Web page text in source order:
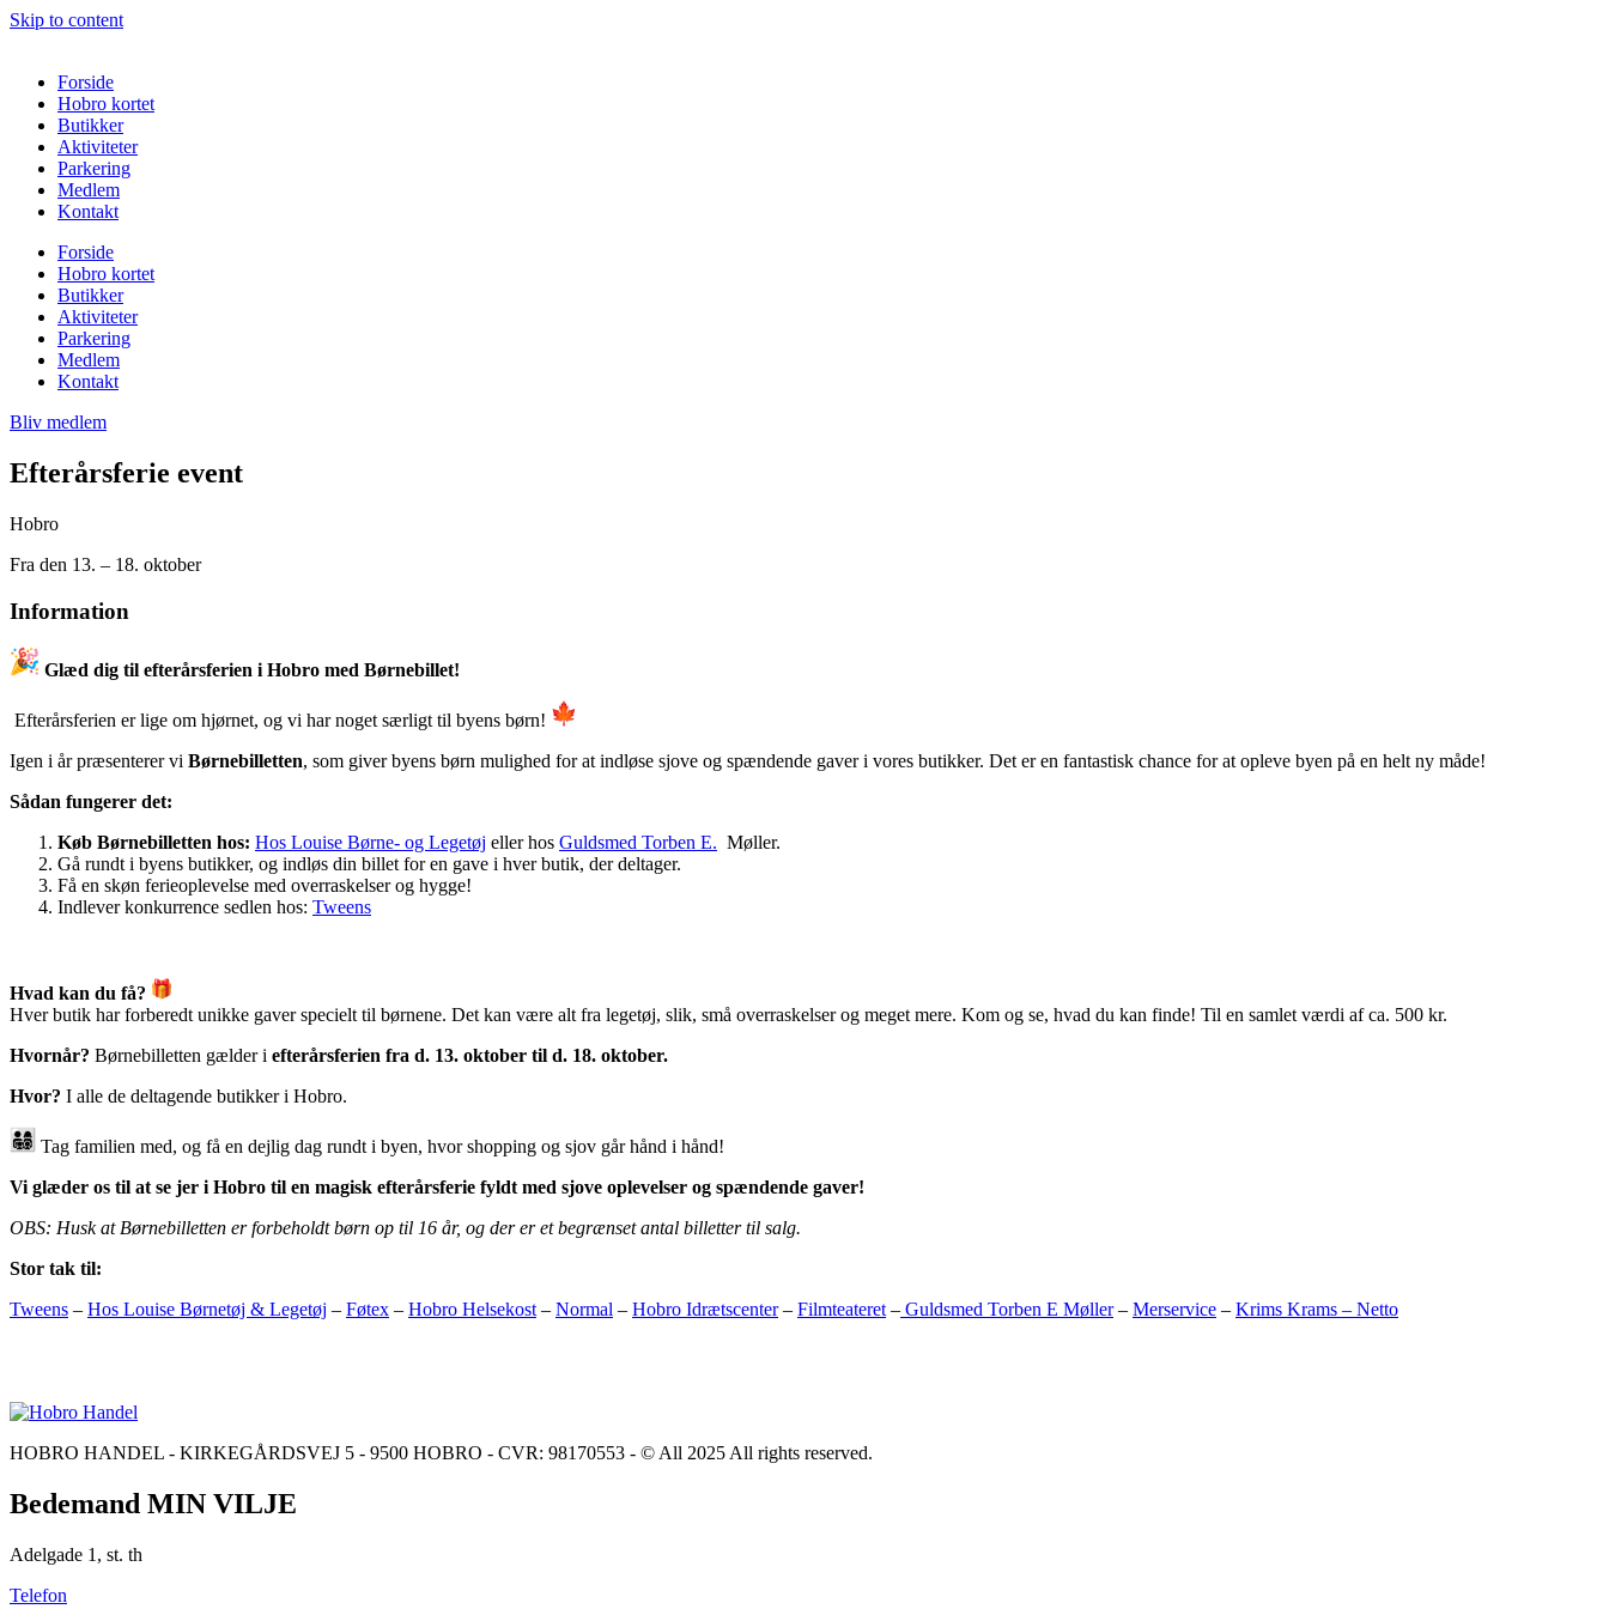
Skip to content
Forside
Hobro kortet
Butikker
Aktiviteter
Parkering
Medlem
Kontakt
Forside
Hobro kortet
Butikker
Aktiviteter
Parkering
Medlem
Kontakt
Bliv medlem
Efterårsferie event
Hobro
Fra den 13. – 18. oktober
Information
Glæd dig til efterårsferien i Hobro med Børnebillet!
Efterårsferien er lige om hjørnet, og vi har noget særligt til byens børn!
Igen i år præsenterer vi Børnebilletten, som giver byens børn mulighed for at indløse sjove og spændende gaver i vores butikker. Det er en fantastisk chance for at opleve byen på en helt ny måde!
Sådan fungerer det:
Køb Børnebilletten hos: Hos Louise Børne- og Legetøj eller hos Guldsmed Torben E. Møller.
Gå rundt i byens butikker, og indløs din billet for en gave i hver butik, der deltager.
Få en skøn ferieoplevelse med overraskelser og hygge!
Indlever konkurrence sedlen hos: Tweens
Hvad kan du få?
Hver butik har forberedt unikke gaver specielt til børnene. Det kan være alt fra legetøj, slik, små overraskelser og meget mere. Kom og se, hvad du kan finde! Til en samlet værdi af ca. 500 kr.
Hvornår? Børnebilletten gælder i efterårsferien fra d. 13. oktober til d. 18. oktober.
Hvor? I alle de deltagende butikker i Hobro.
Tag familien med, og få en dejlig dag rundt i byen, hvor shopping og sjov går hånd i hånd!
Vi glæder os til at se jer i Hobro til en magisk efterårsferie fyldt med sjove oplevelser og spændende gaver!
OBS: Husk at Børnebilletten er forbeholdt børn op til 16 år, og der er et begrænset antal billetter til salg.
Stor tak til:
Tweens – Hos Louise Børnetøj & Legetøj – Føtex – Hobro Helsekost – Normal – Hobro Idrætscenter– Filmteateret – Guldsmed Torben E Møller– Merservice – Krims Krams – Netto
HOBRO HANDEL - KIRKEGÅRDSVEJ 5 - 9500 HOBRO - CVR: 98170553 - © All 2025 All rights reserved.
Bedemand MIN VILJE
Adelgade 1, st. th
Telefon